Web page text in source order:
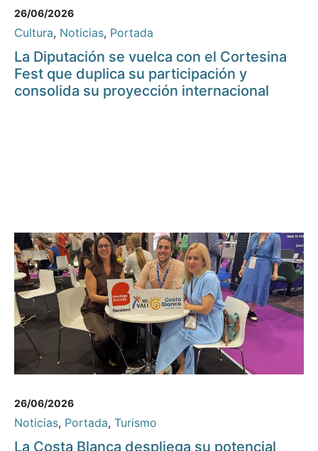
26/06/2026
Cultura, Noticias, Portada
La Diputación se vuelca con el Cortesina
Fest que duplica su participación y
consolida su proyección internacional
26/06/2026
Noticias, Portada, Turismo
La Costa Blanca despliega su potencial